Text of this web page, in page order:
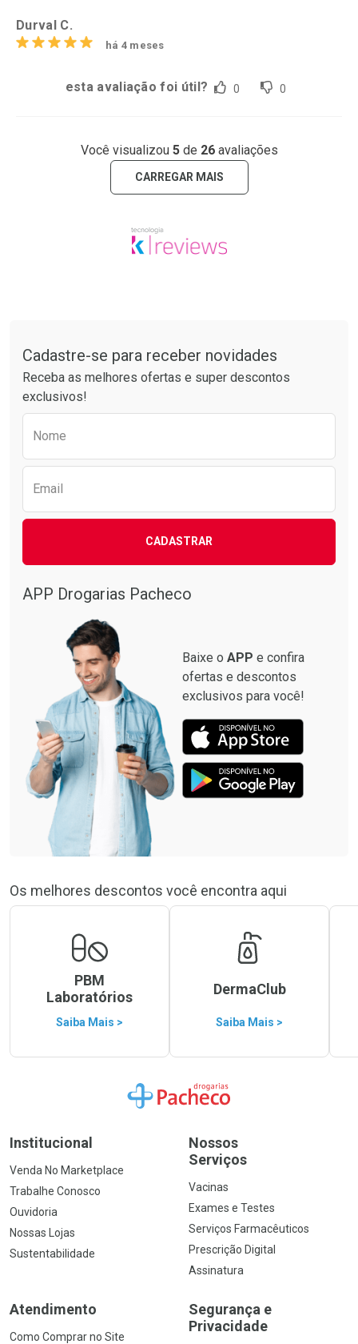
Durval C.
há 4 meses
esta avaliação foi útil? 0 0
Você visualizou 5de 26avaliações
CARREGAR MAIS
Cadastre-se para receber novidades
Receba as melhores ofertas e super descontos
exclusivos!
Nome
Email
CADASTRAR
APP Drogarias Pacheco
Baixe o APP e confira
ofertas e descontos
exclusivos para você!
Os melhores descontos você encontra aqui
PBM
Laboratórios
Saiba Mais >
DermaClub
Saiba Mais >
Ir para a Home
Institucional
Venda No Marketplace
Trabalhe Conosco
Ouvidoria
Nossas Lojas
Sustentabilidade
Nossos
Serviços
Vacinas
Exames e Testes
Serviços Farmacêuticos
Prescrição Digital
Assinatura
Atendimento
Como Comprar no Site
Segurança e
Privacidade